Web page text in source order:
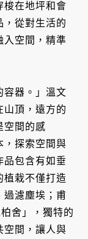
梭在地坪和會
，從對生活的
入空間，精準
容器。」溫文
山頂，遠方的
空間的感
，探索空間與
品包含有如垂
植栽不僅打造
過濾塵埃；甫
舍」，獨特的
空間，讓人與